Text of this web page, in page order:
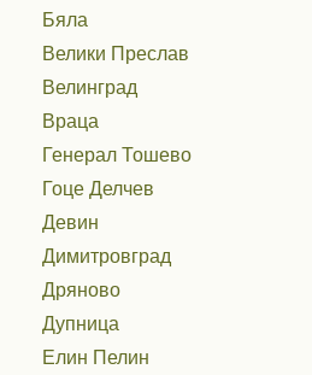
Бяла
Велики Преслав
Велинград
Враца
Генерал Тошево
Гоце Делчев
Девин
Димитровград
Дряново
Дупница
Елин Пелин